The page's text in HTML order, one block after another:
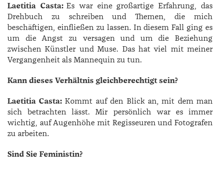
Laetitia Casta: Es war eine großartige Erfahrung, das
Drehbuch zu schreiben und Themen, die mich
beschäftigen, einfließen zu lassen. In diesem Fall ging es
um die Angst zu versagen und um die Beziehung
zwischen Künstler und Muse. Das hat viel mit meiner
Vergangenheit als Mannequin zu tun.
Kann dieses Verhältnis gleichberechtigt sein?
Laetitia Casta: Kommt auf den Blick an, mit dem man
sich betrachten lässt. Mir persönlich war es immer
wichtig, auf Augenhöhe mit Regisseuren und Fotografen
zu arbeiten.
Sind Sie Feministin?